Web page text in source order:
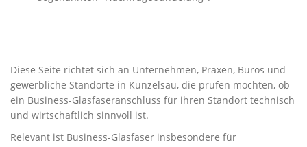
Diese Seite richtet sich an Unternehmen, Praxen, Büros und
gewerbliche Standorte in Künzelsau, die prüfen möchten, ob
ein Business-Glasfaseranschluss für ihren Standort technisch
und wirtschaftlich sinnvoll ist.
Relevant ist Business-Glasfaser insbesondere für